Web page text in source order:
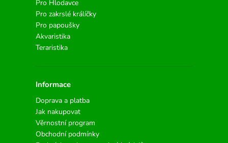
Pro Hlodavce
Pro zakrslé králíčky
Pro papoušky
Akvaristika
Teraristika
Informace
Doprava a platba
Jak nakupovat
Věrnostní program
Obchodní podmínky